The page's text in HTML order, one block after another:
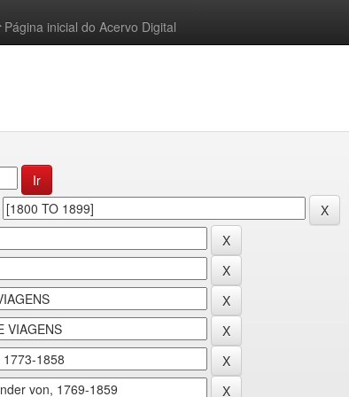
Página inicial do Acervo Digital